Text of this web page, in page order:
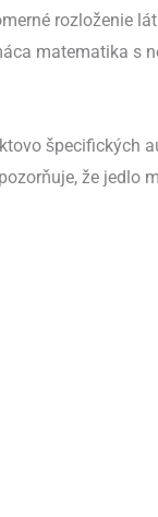
rozloženie
matematika s
špecifických
že jedlo